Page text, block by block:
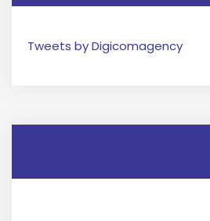
Tweets by Digicomagency